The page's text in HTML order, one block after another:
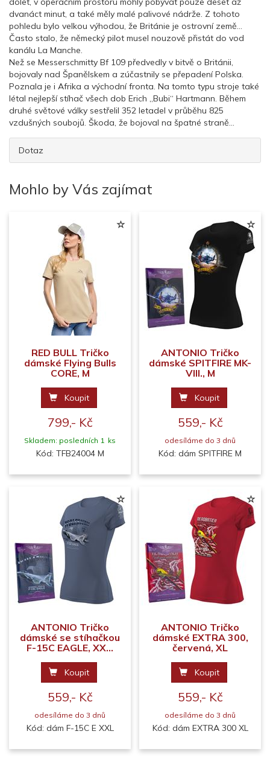
dvanáct minut, a také měly malé palivové nádrže. Z tohoto
pohledu bylo velkou výhodou, že Británie je ostrovní země…
Často stalo, že německý pilot musel nouzově přistát do vod
kanálu La Manche.
Než se Messerschmitty Bf 109 předvedly v bitvě o Británii,
bojovaly nad Španělskem a zúčastnily se přepadení Polska.
Poznala je i Afrika a východní fronta. Na tomto typu stroje také
létal nejlepší stíhač všech dob Erich „Bubi“ Hartmann. Během
druhé světové války sestřelil 352 letadel v průběhu 825
vzdušných soubojů. Škoda, že bojoval na špatné straně…
Dotaz
Mohlo by Vás zajímat
RED BULL Tričko
dámské Flying Bulls
CORE, M
Koupit
799,- Kč
Skladem: posledních 1 ks
Kód: TFB24004 M
ANTONIO Tričko
dámské SPITFIRE MK-
VIII., M
Koupit
559,- Kč
odesíláme do 3 dnů
Kód: dám SPITFIRE M
ANTONIO Tričko
dámské se stíhačkou
F-15C EAGLE, XX...
Koupit
559,- Kč
odesíláme do 3 dnů
Kód: dám F-15C E XXL
ANTONIO Tričko
dámské EXTRA 300,
červená, XL
Koupit
559,- Kč
odesíláme do 3 dnů
Kód: dám EXTRA 300 XL